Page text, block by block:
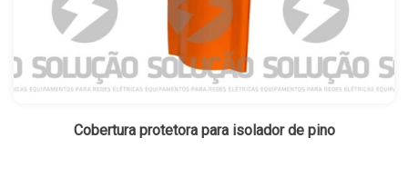
Cobertura protetora para isolador de pino